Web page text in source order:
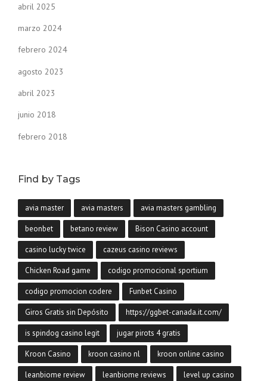
abril 2025
marzo 2024
febrero 2024
agosto 2023
abril 2023
junio 2018
febrero 2018
Find by Tags
avia master avia masters avia masters gambling
beonbet betano review Bison Casino account
casino lucky twice cazeus casino reviews
Chicken Road game codigo promocional sportium
codigo promocion codere Funbet Casino
Giros Gratis sin Depósito https://ggbet-canada.it.com/
is spindog casino legit jugar pirots 4 gratis
Kroon Casino kroon casino nl kroon online casino
leanbiome review leanbiome reviews level up casino